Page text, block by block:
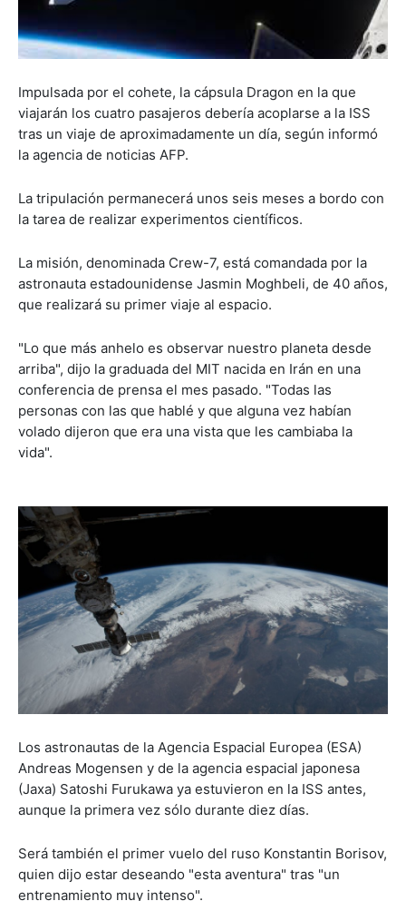
Impulsada por el cohete, la cápsula Dragon en la que
viajarán los cuatro pasajeros debería acoplarse a la ISS
tras un viaje de aproximadamente un día, según informó
la agencia de noticias AFP.
La tripulación permanecerá unos seis meses a bordo con
la tarea de realizar experimentos científicos.
La misión, denominada Crew-7, está comandada por la
astronauta estadounidense Jasmin Moghbeli, de 40 años,
que realizará su primer viaje al espacio.
"Lo que más anhelo es observar nuestro planeta desde
arriba", dijo la graduada del MIT nacida en Irán en una
conferencia de prensa el mes pasado. "Todas las
personas con las que hablé y que alguna vez habían
volado dijeron que era una vista que les cambiaba la
vida".
Los astronautas de la Agencia Espacial Europea (ESA)
Andreas Mogensen y de la agencia espacial japonesa
(Jaxa) Satoshi Furukawa ya estuvieron en la ISS antes,
aunque la primera vez sólo durante diez días.
Será también el primer vuelo del ruso Konstantin Borisov,
quien dijo estar deseando "esta aventura" tras "un
entrenamiento muy intenso".